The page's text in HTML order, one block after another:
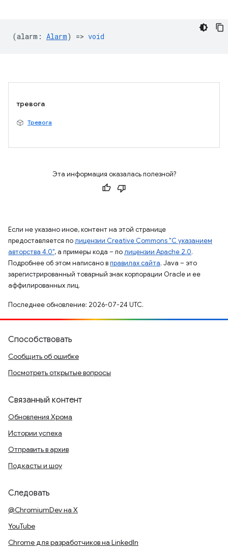
(alarm : Alarm) => void
тревога
Тревога
Эта информация оказалась полезной?
Если не указано иное, контент на этой странице
предоставляется полицензии Creative Commons "С указанием
авторства 4.0", а примеры кода – полицензии Apache 2.0.
Подробнее об этом написано вправилах сайта. Java – это
зарегистрированный товарный знак корпорации Oracle и ее
аффилированных лиц.
Последнее обновление: 2026-07-24 UTC.
Способствовать
Сообщить об ошибке
Посмотреть открытые вопросы
Связанный контент
Обновления Хрома
Истории успеха
Отправить в архив
Подкасты и шоу
Следовать
@ChromiumDev на X
YouTube
Chrome для разработчиков на LinkedIn